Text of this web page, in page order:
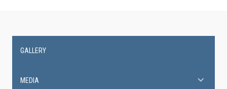
navigation
GALLERY
MEDIA